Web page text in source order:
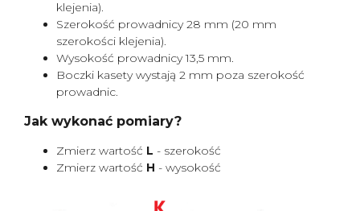
klejenia).
Szerokość prowadnicy 28 mm (20 mm
szerokości klejenia).
Wysokość prowadnicy 13,5 mm.
Boczki kasety wystają 2 mm poza szerokość
prowadnic.
Jak wykonać pomiary?
Zmierz wartość L - szerokość
Zmierz wartość H - wysokość